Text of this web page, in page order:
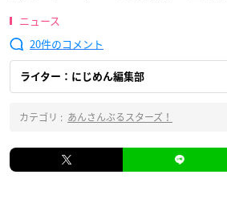
ニュース
20
ライター：にじめん編集部
カテゴリ : あんさんぶるスターズ！